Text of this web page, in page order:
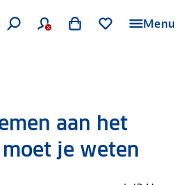
Menu
aan het
je weten